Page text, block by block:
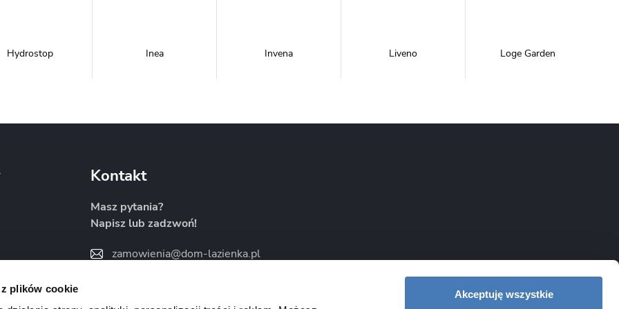
plików cookie
Akceptuję wszystkie
Hydrostop Inea Invena Liveno Loge Garden
Kontakt
Masz pytania?
Napisz lub zadzwoń!
zamowienia@dom-lazienka.pl
Znajdź nas na